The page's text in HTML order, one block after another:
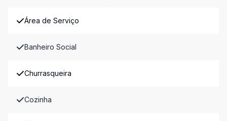
Área de Serviço
Banheiro Social
Churrasqueira
Cozinha